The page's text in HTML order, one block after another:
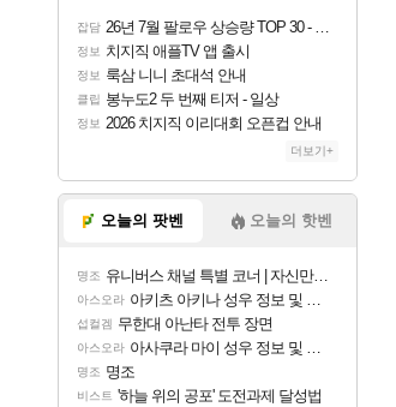
잡담 26년 7월 팔로우 상승량 TOP 30 - 월간 치지직
정보 치지직 애플TV 앱 출시
정보 룩삼 니니 초대석 안내
클립 봉누도2 두 번째 티저 - 일상
정보 2026 치지직 이리대회 오픈컵 안내
더보기+
오늘의 팟벤 오늘의 핫벤
명조 유니버스 채널 특별 코너 | 자신만의 스타일
아스오라 아키츠 아키나 성우 정보 및 주요 필모
섭컬겜 무한대 아난타 전투 장면
아스오라 아사쿠라 마이 성우 정보 및 주요 필모
명조 명조
비스트 '하늘 위의 공포' 도전과제 달성법